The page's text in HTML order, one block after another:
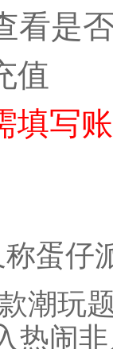
看是
值
填写
蛋仔
潮玩
热闹